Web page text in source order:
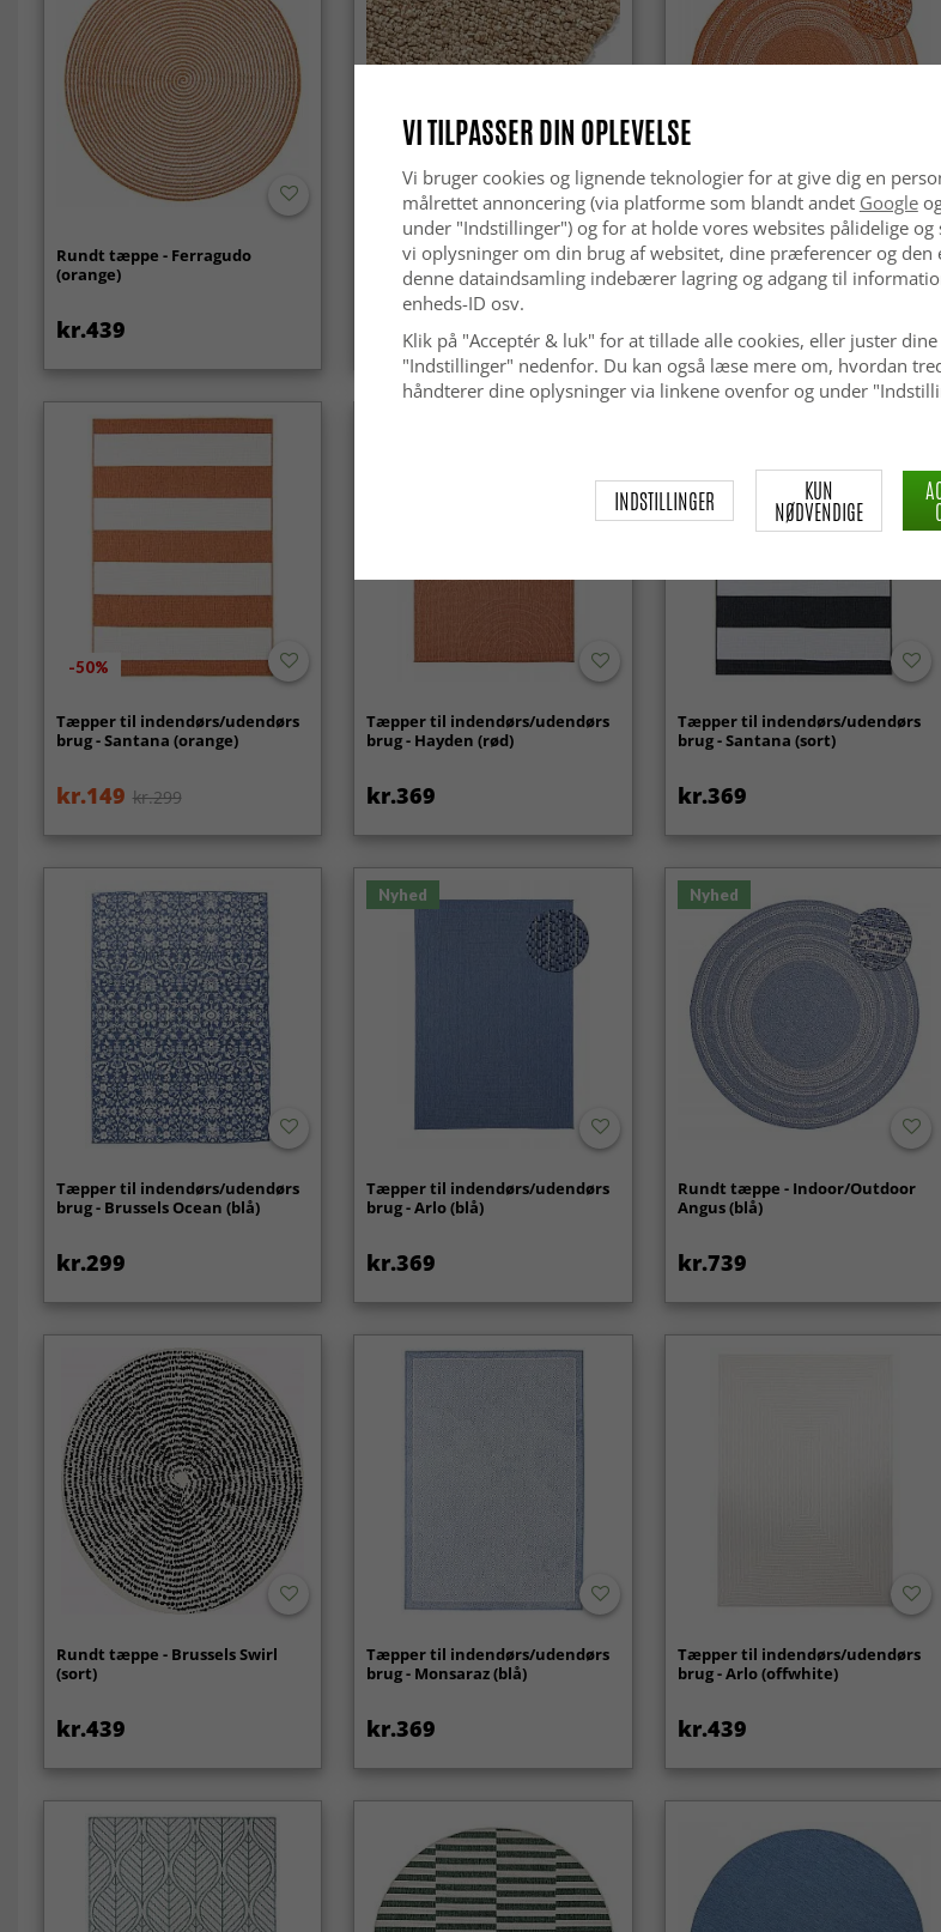
Rundt tæppe - Ferragudo
(orange)
kr.439
Tæpper til indendørs/udendørs
brug - Milford Wool Look (beige)
kr.589
Rundt tæppe - Indoor/Outdoor
Angus (rød)
kr.439
-50%
Tæpper til indendørs/udendørs
brug - Santana (orange)
kr.149 kr.299
Tæpper til indendørs/udendørs
brug - Hayden (rød)
kr.369
Tæpper til indendørs/udendørs
brug - Santana (sort)
kr.369
Tæpper til indendørs/udendørs
brug - Brussels Ocean (blå)
kr.299
Nyhed
Tæpper til indendørs/udendørs
brug - Arlo (blå)
kr.369
Nyhed
Rundt tæppe - Indoor/Outdoor
Angus (blå)
kr.739
Rundt tæppe - Brussels Swirl
(sort)
kr.439
Tæpper til indendørs/udendørs
brug - Monsaraz (blå)
kr.369
Tæpper til indendørs/udendørs
brug - Arlo (offwhite)
kr.439
VI TILPASSER DIN OPLEVELSE
Vi bruger cookies og lignende teknologier for at give dig en
målrettet annoncering (via platforme som blandt andet Google
under "Indstillinger") og for at holde vores websites pålidelige
vi oplysninger om din brug af websitet, dine præferencer og den
denne dataindsamling indebærer lagring og adgang til
enheds-ID osv.
Klik på "Acceptér & luk" for at tillade alle cookies, eller juster
"Indstillinger" nedenfor. Du kan også læse mere om, hvordan
håndterer dine oplysninger via linkene ovenfor og under
INDSTILLINGER KUN
NØDVENDIGE